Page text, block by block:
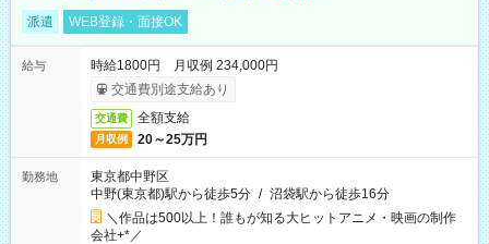
派遣 WEB登録・面接OK
給与
時給1800円 月収例 234,000円
交通費別途支給あり
交通費 全額支給
月収例 20～25万円
勤務地
東京都中野区
中野(東京都)駅から徒歩5分 / 沼袋駅から徒歩16分
＼作品は500以上！誰もが知る大ヒットアニメ・映画の制作
会社+*／